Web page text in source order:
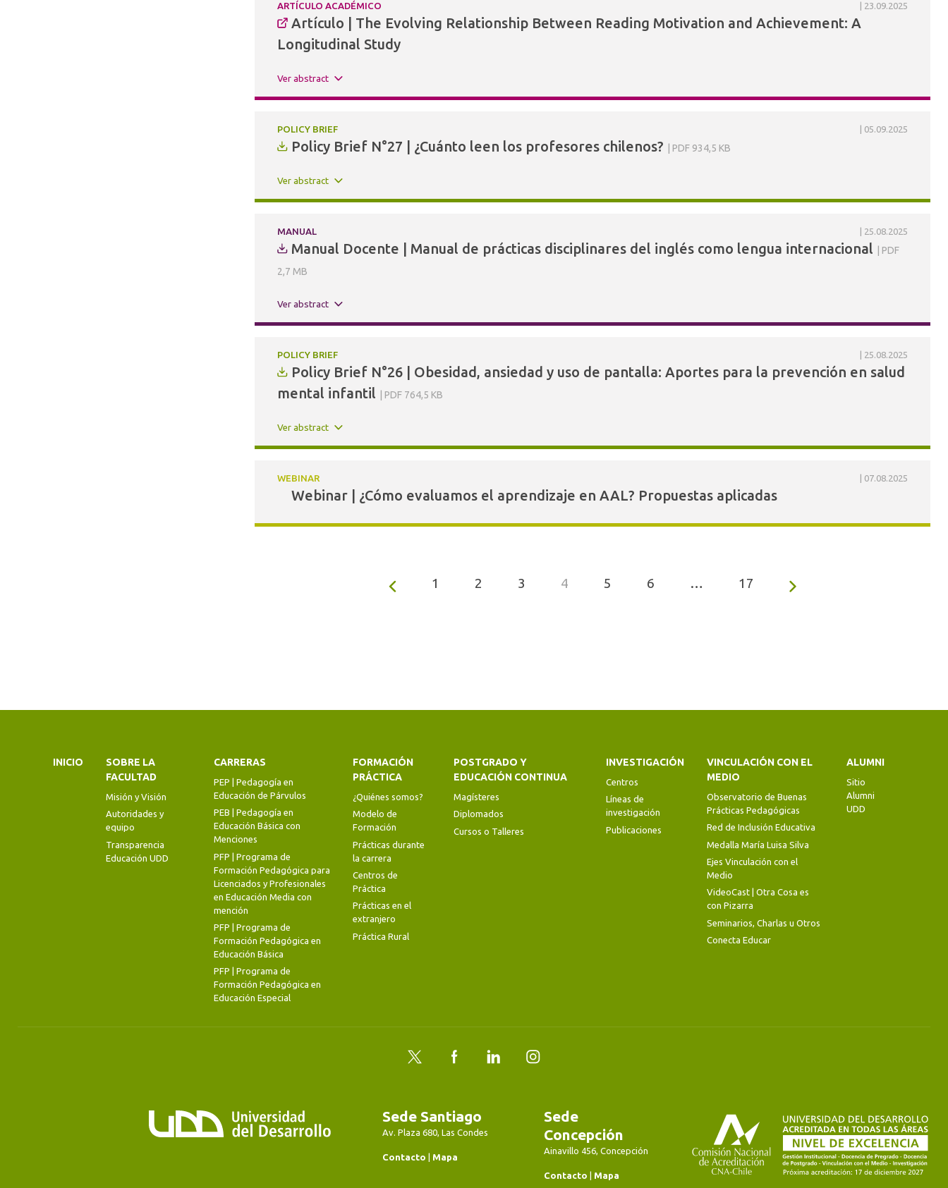
ARTÍCULO ACADÉMICO 23.09.2025
Artículo | The Evolving Relationship Between Reading Motivation and Achievement: A
Longitudinal Study
Ver abstract
POLICY BRIEF 05.09.2025
Policy Brief N°27 | ¿Cuánto leen los profesores chilenos? PDF 934,5 KB
Ver abstract
MANUAL 25.08.2025
Manual Docente | Manual de prácticas disciplinares del inglés como lengua internacional
PDF
2,7 MB
Ver abstract
POLICY BRIEF 25.08.2025
Policy Brief N°26 | Obesidad, ansiedad y uso de pantalla: Aportes para la prevención en salud
mental infantil
PDF 764,5 KB
Ver abstract
WEBINAR 07.08.2025
Webinar | ¿Cómo evaluamos el aprendizaje en AAL? Propuestas aplicadas
1 2 3 4 5 6 … 17
INICIO
SOBRE LA
FACULTAD
Misión y Visión
Autoridades y
equipo
Transparencia
Educación UDD
CARRERAS
PEP | Pedagogía en
Educación de Párvulos
PEB | Pedagogía en
Educación Básica con
Menciones
PFP | Programa de
Formación Pedagógica para
Licenciados y Profesionales
en Educación Media con
mención
PFP | Programa de
Formación Pedagógica en
Educación Básica
PFP | Programa de
Formación Pedagógica en
Educación Especial
FORMACIÓN
PRÁCTICA
¿Quiénes somos?
Modelo de
Formación
Prácticas durante
la carrera
Centros de
Práctica
Prácticas en el
extranjero
Práctica Rural
POSTGRADO Y
EDUCACIÓN CONTINUA
Magísteres
Diplomados
Cursos o Talleres
INVESTIGACIÓN
Centros
Líneas de
investigación
Publicaciones
VINCULACIÓN CON EL
MEDIO
Observatorio de Buenas
Prácticas Pedagógicas
Red de Inclusión Educativa
Medalla María Luisa Silva
Ejes Vinculación con el
Medio
VideoCast | Otra Cosa es
con Pizarra
Seminarios, Charlas u Otros
Conecta Educar
ALUMNI
Sitio
Alumni
UDD
Twitter FacebookLinkedInInstagram
Sede Santiago
Av. Plaza 680, Las Condes
Contacto | Mapa
Sede
Concepción
Ainavillo 456, Concepción
Contacto | Mapa